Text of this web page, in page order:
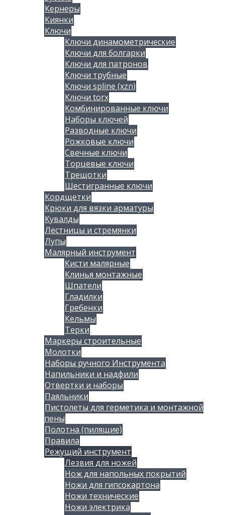
Кернеры
Киянки
Ключи
Ключи динамометрические
Ключи для болгарки
Ключи для патронов
Ключи трубные
Ключи spline (xzn)
Ключи torx
Комбинированные ключи
Наборы ключей
Разводные ключи
Рожковые ключи
Свечные ключи
Торцевые ключи
Трещотки
Шестигранные ключи
Кордщетки
Крюки для вязки арматуры
Кувалды
Лестницы и стремянки
Лупы
Малярный инструмент
Кисти малярные
Клинья монтажные
Шпатели
Гладилки
Гребенки
Кельмы
Терки
Маркеры строительные
Молотки
Наборы ручного Инструмента
Напильники и надфили
Отвертки и наборы
Паяльники
Пистолеты для герметика и монтажной
пены
Полотна (пилящие)
Правила
Режущий инструмент
Лезвия для ножей
Нож для напольных покрытий
Ножи для гипсокартона
Ножи технические
Ножи электрика